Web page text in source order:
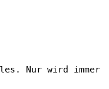
Nur wird immer